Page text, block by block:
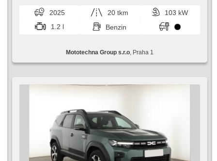
Panoramadach, Parkassistent, El. Spiegel,
Servolenkung, El. Seitenscheiben, Dachträger,
Dachscheibe, Autoradio, Handgetriebe
2025 20 tkm
103 kW
1.2 l
Benzin
Mototechna Group s.r.o , Praha 1